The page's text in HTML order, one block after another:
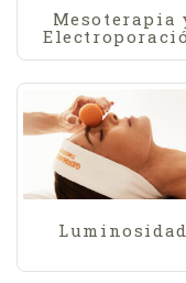
Mesoterapia
Luminosidad